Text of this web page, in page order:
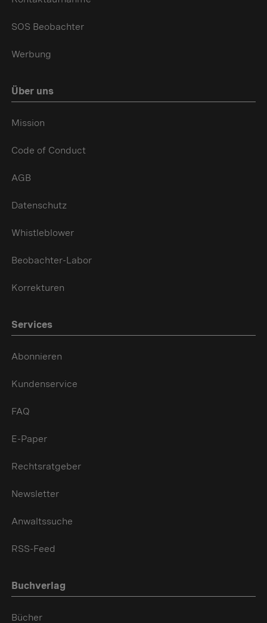
SOS Beobachter
Werbung
Über uns
Mission
Code of Conduct
AGB
Datenschutz
Whistleblower
Beobachter-Labor
Korrekturen
Services
Abonnieren
Kundenservice
FAQ
E-Paper
Rechtsratgeber
Newsletter
Anwaltssuche
RSS-Feed
Buchverlag
Bücher